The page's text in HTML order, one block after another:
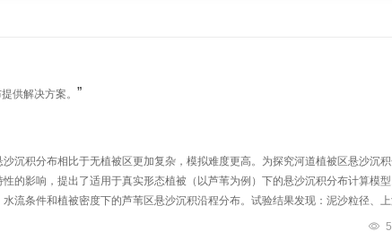
供解决方案。 ”
沉积分布相比于无植被区更加复杂，模拟难度更高。为探究河道植被区悬沙沉
的影响，提出了适用于真实形态植被（以芦苇为例）下的悬沙沉积分布计算模
流条件和植被密度下的芦苇区悬沙沉积沿程分布。试验结果发现：泥沙粒径、
植被区泥沙补给是否受限会导致悬沙沉积呈现两种截然不同的分布。本文提出